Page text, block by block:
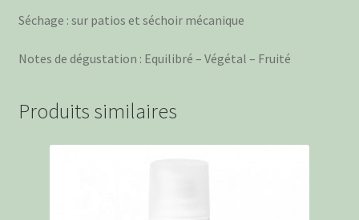
Séchage : sur patios et séchoir mécanique
Notes de dégustation : Equilibré – Végétal – Fruité
Produits similaires